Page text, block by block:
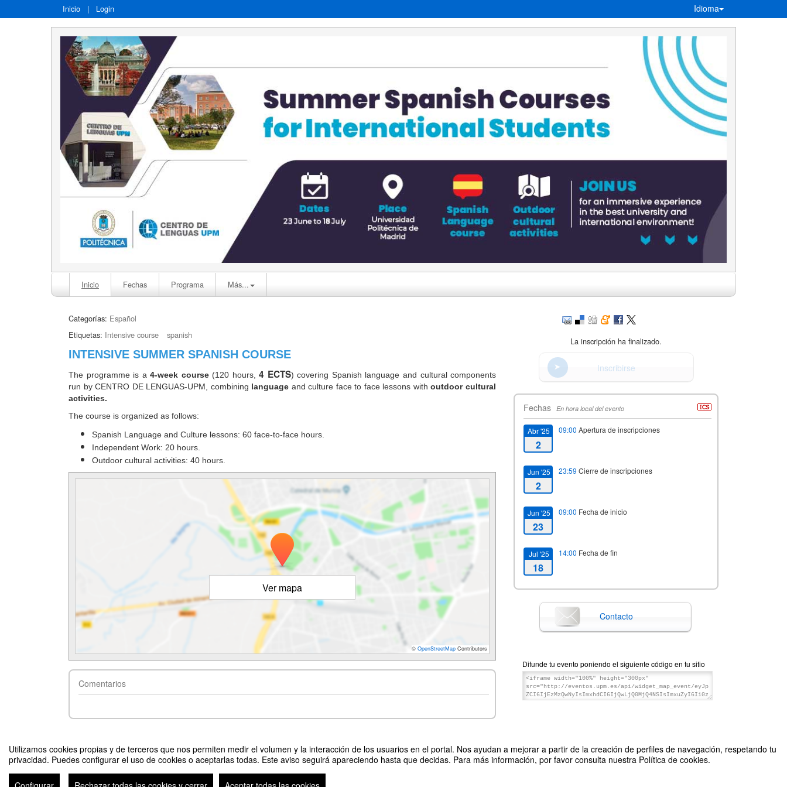
Utilizamos cookies propias y de terceros que nos permiten medir el volumen y la interacción de los usuarios en el portal. Nos ayudan a mejorar a partir de la creación de perfiles de navegación, respetando tu
privacidad. Puedes configurar el uso de cookies o aceptarlas todas. Este aviso seguirá apareciendo hasta que decidas. Para más información, por favor consulta nuestra Política de cookies.
Inicio | Login Idioma
Inicio Fechas Programa Más...
Categorías: Español
Etiquetas: Intensive course spanish
INTENSIVE SUMMER SPANISH COURSE
The programme is a4-week course (120 hours,4 ECTS) covering Spanish language and cultural components
run by CENTRO DE LENGUAS-UPM, combining language and culture face to face lessons withoutdoor cultural
activities.
The course is organized as follows:
Spanish Language and Culture lessons: 60 face-to-face hours.
Independent Work: 20 hours.
Outdoor cultural activities: 40 hours.
Ver mapa
© OpenStreetMap Contributors
Comentarios
La inscripción ha finalizado.
Inscribirse
Fechas En hora local del evento
Abr '25
2
09:00 Apertura de inscripciones
Jun '25
2
23:59 Cierre de inscripciones
Jun '25
23
09:00 Fecha de inicio
Jul '25
18
14:00 Fecha de fin
Contacto
Difunde tu evento poniendo el siguiente código en tu sitio
Intensive summer Spanish course. June-July 2025 Organizado por Centro de Lenguas UPM